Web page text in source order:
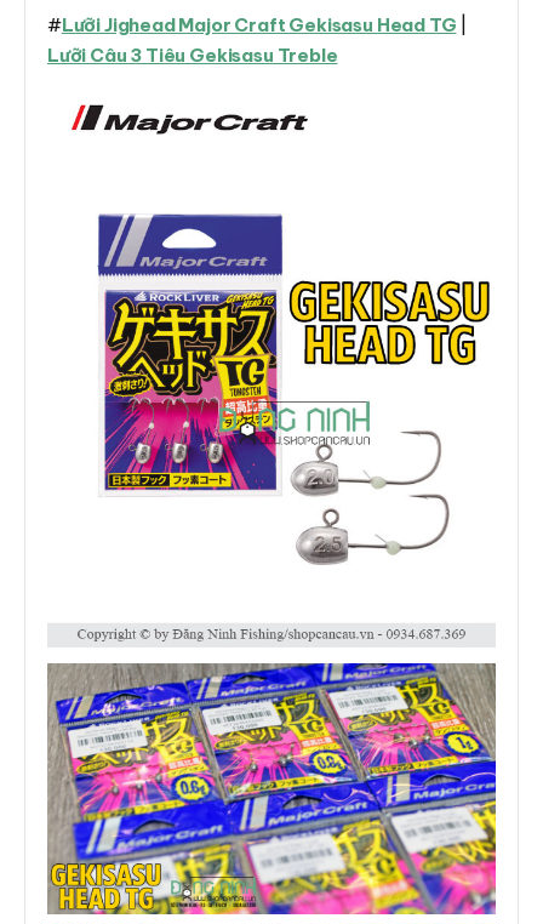
#Lưỡi Jighead Major Craft Gekisasu Head TG
Lưỡi Câu 3 Tiêu Gekisasu Treble